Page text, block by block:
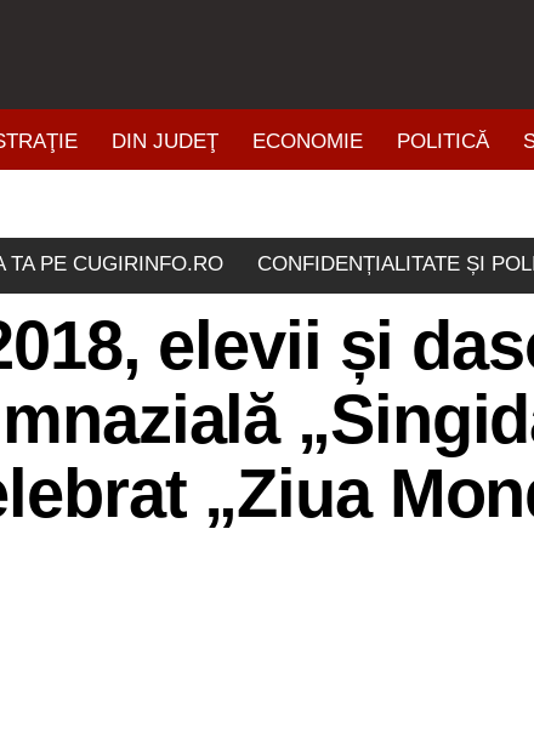
DIN JUDEŢ ECONOMIE POLITICĂ
TA PE CUGIRINFO.RO CONFIDENȚIALITATE ȘI
elevii și
„Ziua